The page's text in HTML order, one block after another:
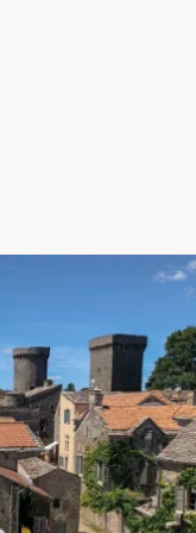
monde entier.
de montagnes
du Var,
offre aux
air, entre
et patrimoine
faune et de la